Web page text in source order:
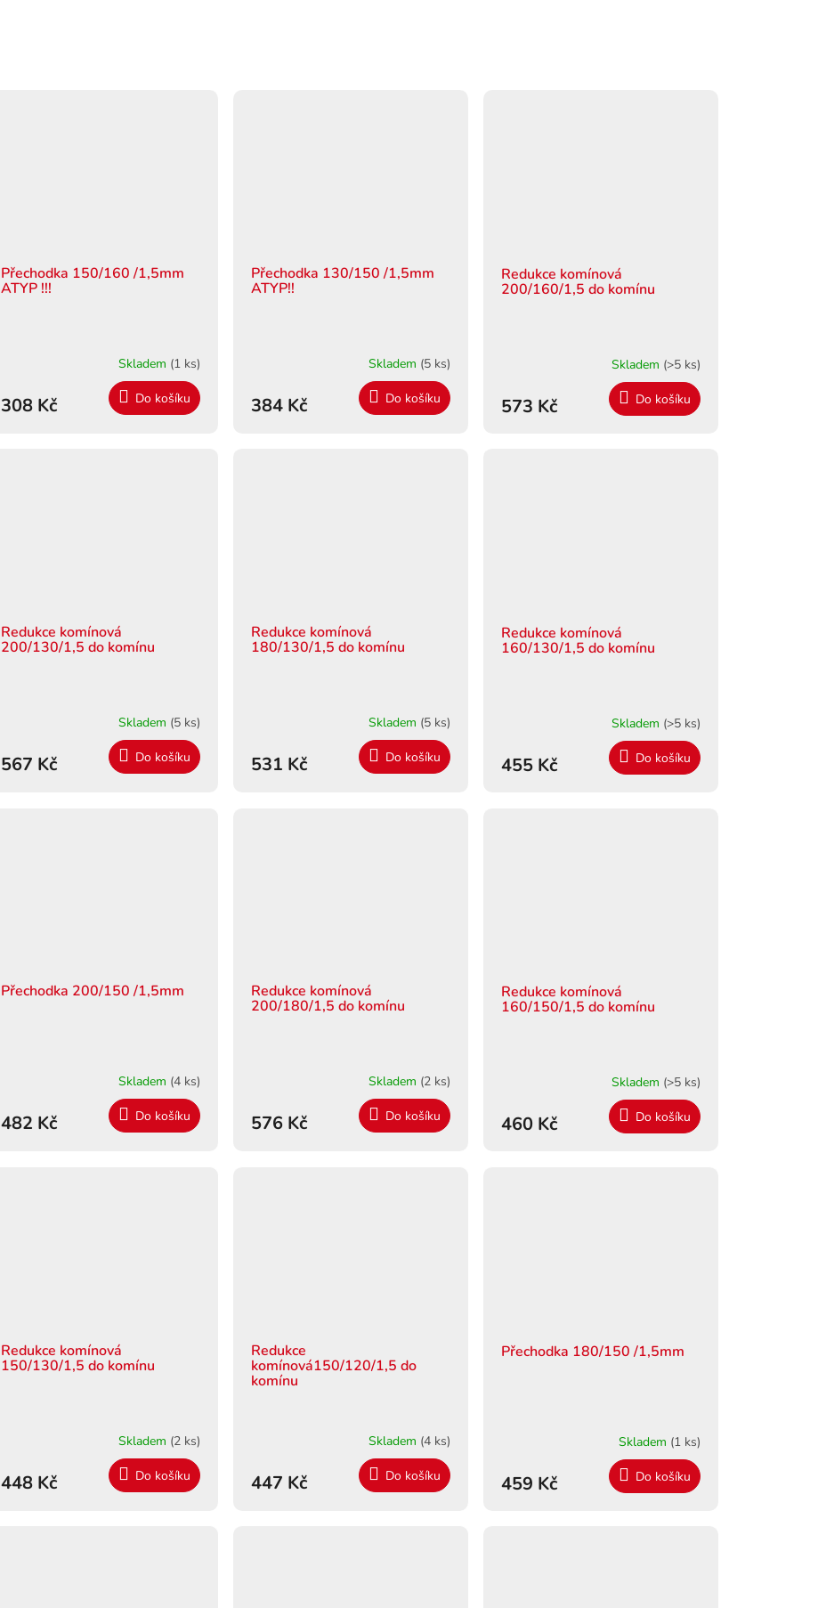
Přechodka 150/160 /1,5mm
ATYP !!!
Skladem (1 ks)
308 Kč Do košíku
Přechodka 130/150 /1,5mm
ATYP!!
Skladem (5 ks)
384 Kč Do košíku
Redukce komínová
200/160/1,5 do komínu
Skladem (>5 ks)
573 Kč Do košíku
Redukce komínová
200/130/1,5 do komínu
Skladem (5 ks)
567 Kč Do košíku
Redukce komínová
180/130/1,5 do komínu
Skladem (5 ks)
531 Kč Do košíku
Redukce komínová
160/130/1,5 do komínu
Skladem (>5 ks)
455 Kč Do košíku
Přechodka 200/150 /1,5mm
Skladem (4 ks)
482 Kč Do košíku
Redukce komínová
200/180/1,5 do komínu
Skladem (2 ks)
576 Kč Do košíku
Redukce komínová
160/150/1,5 do komínu
Skladem (>5 ks)
460 Kč Do košíku
Redukce komínová
150/130/1,5 do komínu
Skladem (2 ks)
448 Kč Do košíku
Redukce
komínová150/120/1,5 do
komínu
Skladem (4 ks)
447 Kč Do košíku
Přechodka 180/150 /1,5mm
Skladem (1 ks)
459 Kč Do košíku